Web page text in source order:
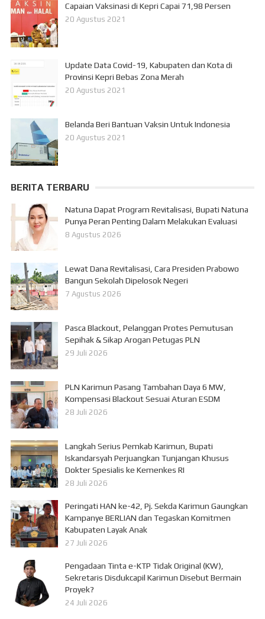
Capaian Vaksinasi di Kepri Capai 71,98 Persen
20 Agustus 2021
Update Data Covid-19, Kabupaten dan Kota di
Provinsi Kepri Bebas Zona Merah
20 Agustus 2021
Belanda Beri Bantuan Vaksin Untuk Indonesia
20 Agustus 2021
BERITA TERBARU
Natuna Dapat Program Revitalisasi, Bupati Natuna
Punya Peran Penting Dalam Melakukan Evaluasi
8 Agustus 2026
Lewat Dana Revitalisasi, Cara Presiden Prabowo
Bangun Sekolah Dipelosok Negeri
7 Agustus 2026
Pasca Blackout, Pelanggan Protes Pemutusan
Sepihak & Sikap Arogan Petugas PLN
29 Juli 2026
PLN Karimun Pasang Tambahan Daya 6 MW,
Kompensasi Blackout Sesuai Aturan ESDM
28 Juli 2026
Langkah Serius Pemkab Karimun, Bupati
Iskandarsyah Perjuangkan Tunjangan Khusus
Dokter Spesialis ke Kemenkes RI
28 Juli 2026
Peringati HAN ke-42, Pj. Sekda Karimun Gaungkan
Kampanye BERLIAN dan Tegaskan Komitmen
Kabupaten Layak Anak
27 Juli 2026
Pengadaan Tinta e-KTP Tidak Original (KW),
Sekretaris Disdukcapil Karimun Disebut Bermain
Proyek?
24 Juli 2026